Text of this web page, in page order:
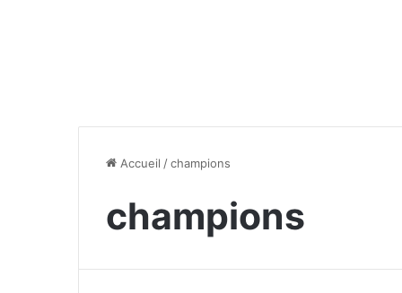
Accueil /champions
champions